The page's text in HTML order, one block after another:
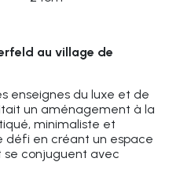
au village de
enseignes du luxe et de
un aménagement à la
minimaliste et
défi en créant un espace
se conjuguent avec